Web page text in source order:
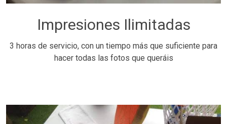
Impresiones Ilimitadas
3 horas de servicio, con un tiempo más que suficiente para
hacer todas las fotos que queráis